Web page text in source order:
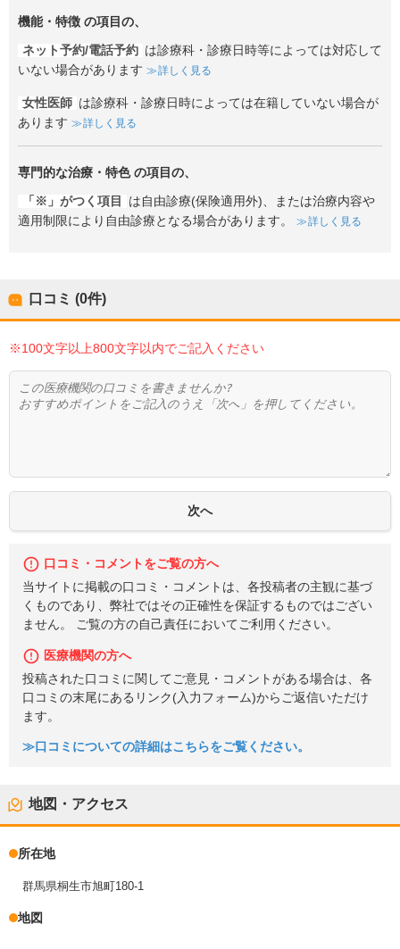
機能・特徴 の項目の、
ネット予約/電話予約 は診療科・診療日時等によっては対応して
いない場合があります
詳しく見る
女性医師 は診療科・診療日時によっては在籍していない場合が
あります
詳しく見る
専門的な治療・特色の項目の、
「※」がつく項目
は自由診療(保険適用外)、または治療内容や
適用制限により自由診療となる場合があります。
詳しく見る
口コミ (0件)
※100文字以上800文字以内でご記入ください
口コミ・コメントをご覧の方へ
当サイトに掲載の口コミ・コメントは、各投稿者の主観に基づ
くものであり、弊社ではその正確性を保証するものではござい
ません。 ご覧の方の自己責任においてご利用ください。
医療機関の方へ
投稿された口コミに関してご意見・コメントがある場合は、各
口コミの末尾にあるリンク(入力フォーム)からご返信いただけ
ます。
≫口コミについての詳細はこちらをご覧ください。
地図・アクセス
所在地
群馬県桐生市旭町180-1
地図